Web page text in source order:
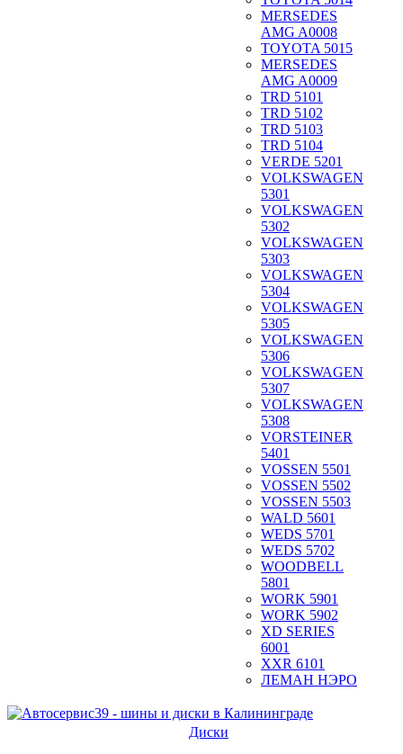
MERSEDES
AMG A0008
TOYOTA 5015
MERSEDES
AMG A0009
TRD 5101
TRD 5102
TRD 5103
TRD 5104
VERDE 5201
VOLKSWAGEN
5301
VOLKSWAGEN
5302
VOLKSWAGEN
5303
VOLKSWAGEN
5304
VOLKSWAGEN
5305
VOLKSWAGEN
5306
VOLKSWAGEN
5307
VOLKSWAGEN
5308
VORSTEINER
5401
VOSSEN 5501
VOSSEN 5502
VOSSEN 5503
WALD 5601
WEDS 5701
WEDS 5702
WOODBELL
5801
WORK 5901
WORK 5902
XD SERIES
6001
XXR 6101
ЛЕМАН НЭРО
Диски